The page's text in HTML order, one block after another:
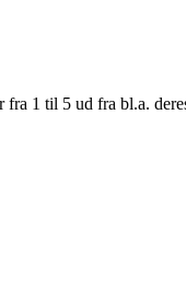
1 til 5 ud fra bl.a.